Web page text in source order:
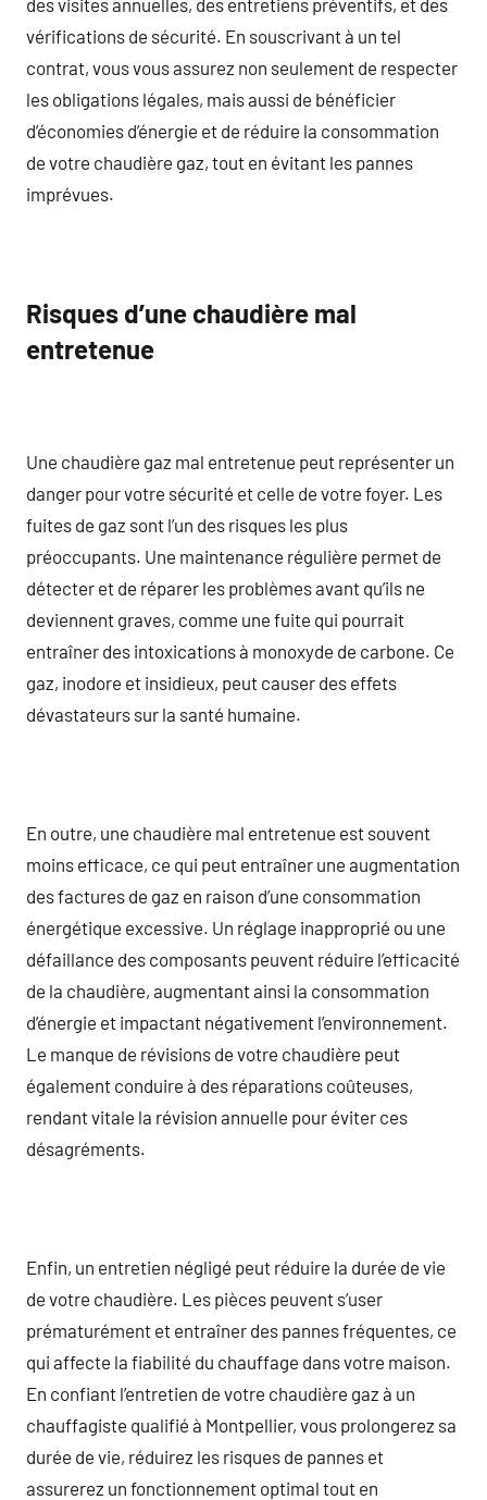
vérifications de sécurité. En souscrivant à un tel
contrat, vous vous assurez non seulement de respecter
les obligations légales, mais aussi de bénéficier
d’économies d’énergie et de réduire la consommation
de votre chaudière gaz, tout en évitant les pannes
imprévues.
Risques d’une chaudière mal
entretenue
Une chaudière gaz mal entretenue peut représenter un
danger pour votre sécurité et celle de votre foyer. Les
fuites de gaz sont l’un des risques les plus
préoccupants. Une maintenance régulière permet de
détecter et de réparer les problèmes avant qu’ils ne
deviennent graves, comme une fuite qui pourrait
entraîner des intoxications à monoxyde de carbone. Ce
gaz, inodore et insidieux, peut causer des effets
dévastateurs sur la santé humaine.
En outre, une chaudière mal entretenue est souvent
moins efficace, ce qui peut entraîner une augmentation
des factures de gaz en raison d’une consommation
énergétique excessive. Un réglage inapproprié ou une
défaillance des composants peuvent réduire l’efficacité
de la chaudière, augmentant ainsi la consommation
d’énergie et impactant négativement l’environnement.
Le manque de révisions de votre chaudière peut
également conduire à des réparations coûteuses,
rendant vitale la révision annuelle pour éviter ces
désagréments.
Enfin, un entretien négligé peut réduire la durée de vie
de votre chaudière. Les pièces peuvent s’user
prématurément et entraîner des pannes fréquentes, ce
qui affecte la fiabilité du chauffage dans votre maison.
En confiant l’entretien de votre chaudière gaz à un
chauffagiste qualifié à Montpellier, vous prolongerez sa
durée de vie, réduirez les risques de pannes et
assurerez un fonctionnement optimal tout en